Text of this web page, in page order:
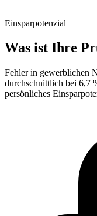
Einsparpotenzial
Was ist Ihre
Fehler in gewerblichen
durchschnittlich bei 6,7
persönliches